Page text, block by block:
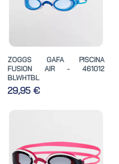
ZOGGS GAFA PISCINA
FUSION AIR - 461012
BLWHTBL
29,95 €